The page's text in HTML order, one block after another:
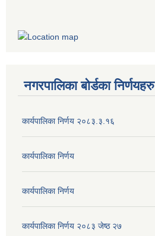
नगरपालिका बोर्डका निर्णयहरु
कार्यपालिका निर्णय २०८३.३.१६
कार्यपालिका निर्णय
कार्यपालिका निर्णय
कार्यपालिका निर्णय २०८३ जेष्ठ २७